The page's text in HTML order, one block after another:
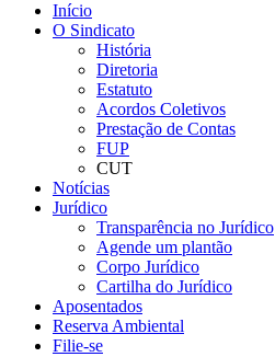
Início
O Sindicato
História
Diretoria
Estatuto
Acordos Coletivos
Prestação de Contas
FUP
CUT
Notícias
Jurídico
Transparência no Jurídico
Agende um plantão
Corpo Jurídico
Cartilha do Jurídico
Aposentados
Reserva Ambiental
Filie-se